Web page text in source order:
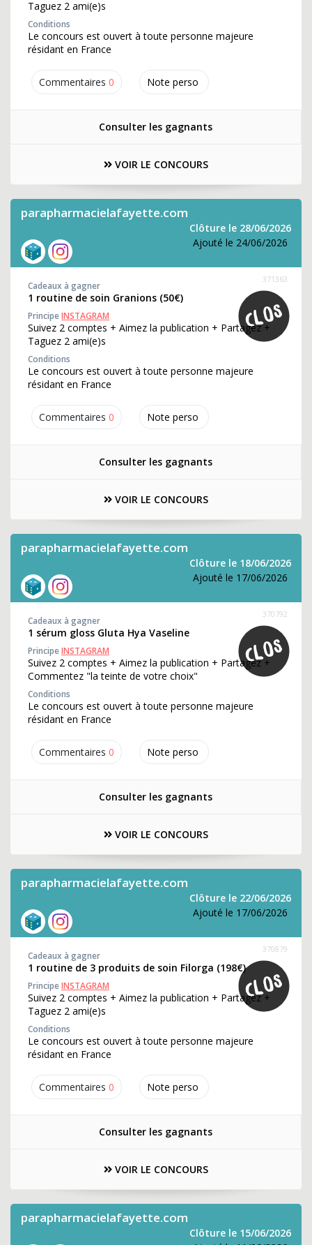
Commentaires 0 Note perso
Taguez 2 ami(e)s
Conditions
Le concours est ouvert à toute personne majeure
résidant en France
Consulter les gagnants
VOIR LE CONCOURS
parapharmacielafayette.com
Clôture le 28/06/2026
Ajouté le 24/06/2026
Commentaires 0 Note perso
371363
Cadeaux à gagner
1 routine de soin Granions (50€)
PrincipeINSTAGRAM
Suivez 2 comptes + Aimez la publication + Partagez +
Taguez 2 ami(e)s
Conditions
Le concours est ouvert à toute personne majeure
résidant en France
Consulter les gagnants
VOIR LE CONCOURS
parapharmacielafayette.com
Clôture le 18/06/2026
Ajouté le 17/06/2026
Commentaires 0 Note perso
370792
Cadeaux à gagner
1 sérum gloss Gluta Hya Vaseline
PrincipeINSTAGRAM
Suivez 2 comptes + Aimez la publication + Partagez +
Commentez "la teinte de votre choix"
Conditions
Le concours est ouvert à toute personne majeure
résidant en France
Consulter les gagnants
VOIR LE CONCOURS
parapharmacielafayette.com
Clôture le 22/06/2026
Ajouté le 17/06/2026
Commentaires 0 Note perso
370879
Cadeaux à gagner
1 routine de 3 produits de soin Filorga (198€)
PrincipeINSTAGRAM
Suivez 2 comptes + Aimez la publication + Partagez +
Taguez 2 ami(e)s
Conditions
Le concours est ouvert à toute personne majeure
résidant en France
Consulter les gagnants
VOIR LE CONCOURS
parapharmacielafayette.com
Clôture le 15/06/2026